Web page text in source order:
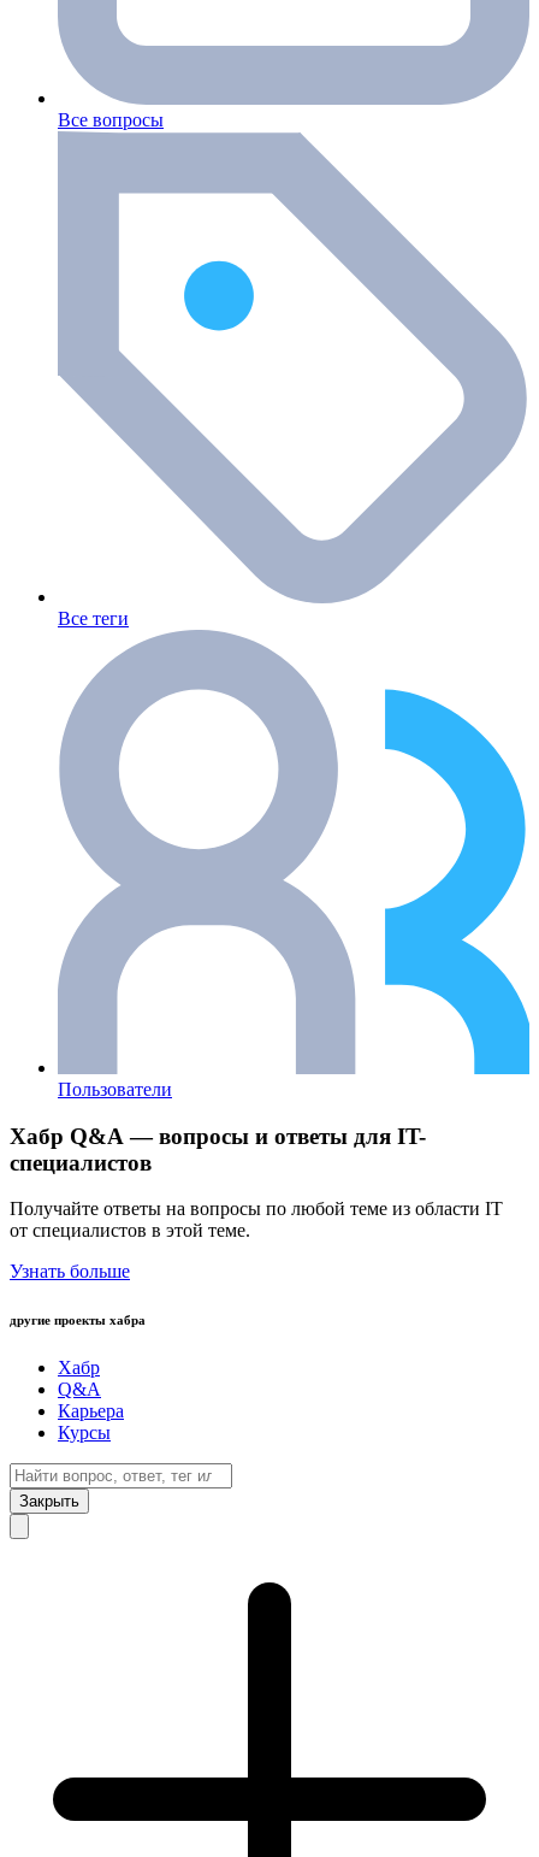
Все вопросы
Все теги
Пользователи
Хабр Q&A — вопросы и ответы для IT-
специалистов
Получайте ответы на вопросы по любой теме из области IT
от специалистов в этой теме.
Узнать больше
другие проекты хабра
Хабр
Q&A
Карьера
Курсы
Закрыть